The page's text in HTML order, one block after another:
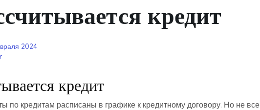
кредит
2024
кредит
по кредитам расписаны в графике к кредитному договору. Но не все